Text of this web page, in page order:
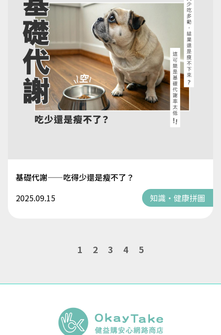
基礎代謝——吃得少還是瘦不了？
2025.09.15
知識・健康拼圖
1 2 3 4 5